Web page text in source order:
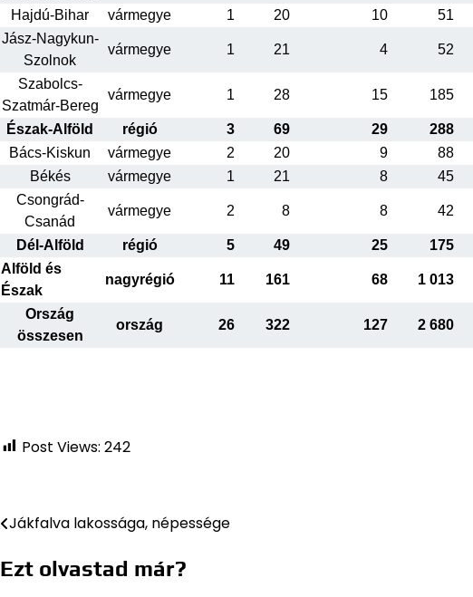
Hajdú-Bihar vármegye 1 20 10 51
Jász-Nagykun-
Szolnok
vármegye 1 21 4 52
Szabolcs-
Szatmár-Bereg
vármegye 1 28 15 185
Észak-Alföld régió 3 69 29 288
Bács-Kiskun
vármegye 2 20 9 88
Békés
vármegye 1 21 8 45
Csongrád-
Csanád
vármegye 2 8 8 42
Dél-Alföld régió 5 49 25 175
Alföld és
Észak
nagyrégió 11 161 68 1 013
Ország
összesen
ország 26 322 127 2 680
Post Views: 242
Bejegyzés
navigáció
Jákfalva lakossága, népessége
Ezt olvastad már?